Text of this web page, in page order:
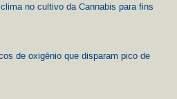
no cultivo da Cannabis para fins
de oxigênio que disparam pico de